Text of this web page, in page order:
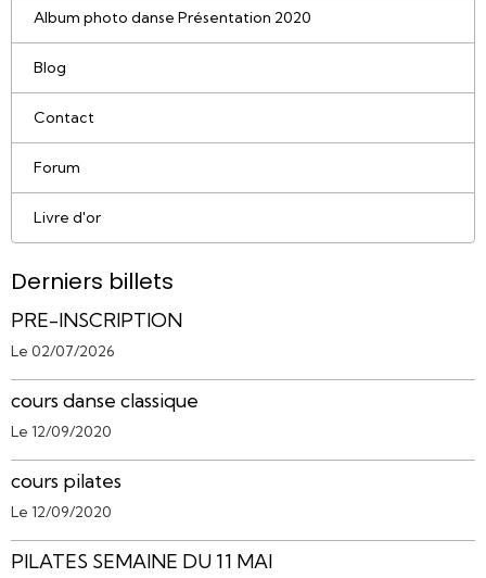
Album photo danse Présentation 2020
Blog
Contact
Forum
Livre d'or
Derniers billets
PRE-INSCRIPTION
Le 02/07/2026
cours danse classique
Le 12/09/2020
cours pilates
Le 12/09/2020
PILATES SEMAINE DU 11 MAI